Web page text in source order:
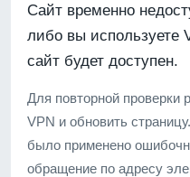
Сайт временно
либо вы используете
сайт будет доступен.
Для повторной проверки
VPN и обновить
было применено
обращение по адресу